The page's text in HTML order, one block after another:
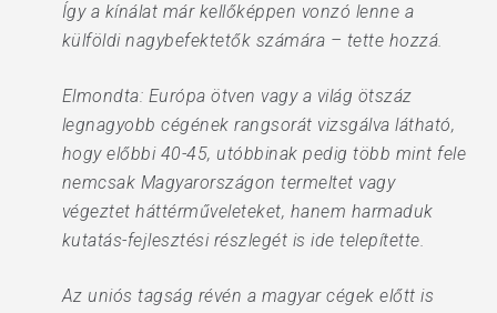
Így a kínálat már kellőképpen vonzó lenne a
külföldi nagybefektetők számára – tette hozzá.
Elmondta: Európa ötven vagy a világ ötszáz
legnagyobb cégének rangsorát vizsgálva látható,
hogy előbbi 40-45, utóbbinak pedig több mint fele
nemcsak Magyarországon termeltet vagy
végeztet háttérműveleteket, hanem harmaduk
kutatás-fejlesztési részlegét is ide telepítette.
Az uniós tagság révén a magyar cégek előtt is